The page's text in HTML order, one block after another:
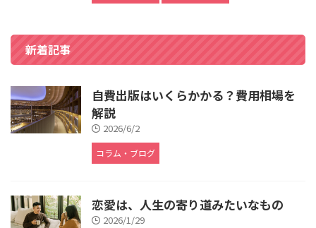
新着記事
自費出版はいくらかかる？費用相場を
解説
2026/6/2
コラム・ブログ
恋愛は、人生の寄り道みたいなもの
2026/1/29